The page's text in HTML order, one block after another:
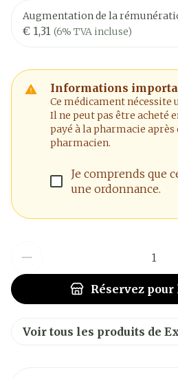
Augmentation de la
€ 1,31 (6% TVA incluse)
Informations
Ce médicament nécessite
Il ne peut pas être acheté
payé à la pharmacie après
pharmacien.
Je comprends que
une ordonnance.
Réservez pour
Voir tous les produits de